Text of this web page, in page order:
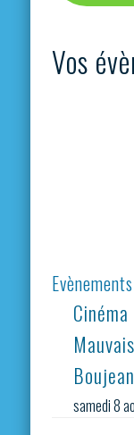
Vos
Boujean
samedi 8